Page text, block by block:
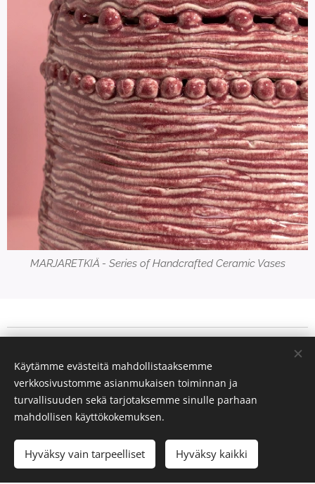
MARJARETKIÄ - Series of Handcrafted Ceramic Vases
LuotuWebnodella Evästeet
Käytämme evästeitä mahdollistaaksemme
verkkosivustomme asianmukaisen toiminnan ja
turvallisuuden sekä tarjotaksemme sinulle parhaan
mahdollisen käyttökokemuksen.
Hyväksy vain tarpeelliset Hyväksy kaikki